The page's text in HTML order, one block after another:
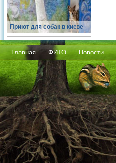
Приют для собак в киеве
Главная ФИТО Новости